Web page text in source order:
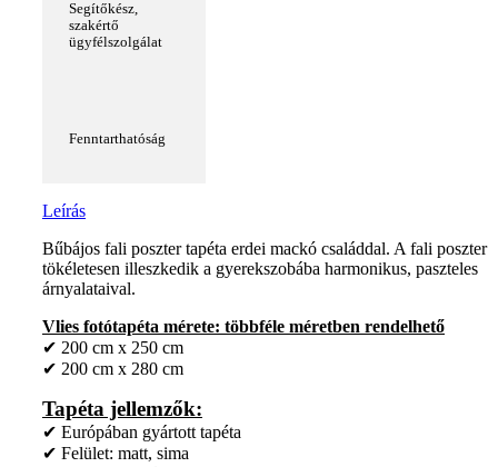
Segítőkész,
szakértő
ügyfélszolgálat
Fenntarthatóság
Leírás
Bűbájos fali poszter tapéta erdei mackó családdal. A fali poszter
tökéletesen illeszkedik a gyerekszobába harmonikus, paszteles
árnyalataival.
Vlies fotótapéta mérete: többféle méretben rendelhető
✔ 200 cm x 250 cm
✔ 200 cm x 280 cm
Tapéta jellemzők:
✔ Európában gyártott tapéta
✔ Felület: matt, sima